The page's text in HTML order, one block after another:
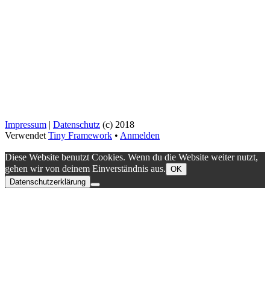
Impressum | Datenschutz (c) 2018
Verwendet Tiny Framework • Anmelden
Diese Website benutzt Cookies. Wenn du die Website weiter nutzt,
gehen wir von deinem Einverständnis aus. OK
Datenschutzerklärung